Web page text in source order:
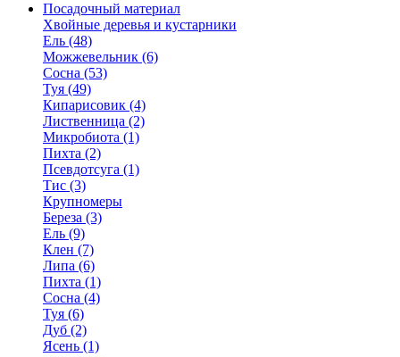
Посадочный материал
Хвойные деревья и кустарники
Ель (48)
Можжевельник (6)
Сосна (53)
Туя (49)
Кипарисовик (4)
Лиственница (2)
Микробиота (1)
Пихта (2)
Псевдотсуга (1)
Тис (3)
Крупномеры
Береза (3)
Ель (9)
Клен (7)
Липа (6)
Пихта (1)
Сосна (4)
Туя (6)
Дуб (2)
Ясень (1)